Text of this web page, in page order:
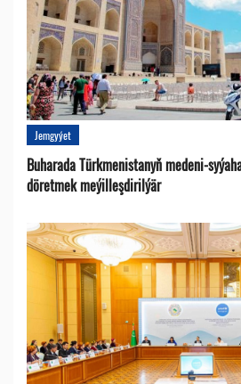
Jemgyýet
Buharada Türkmenistanyň medeni-
döretmek meýilleşdirilýär